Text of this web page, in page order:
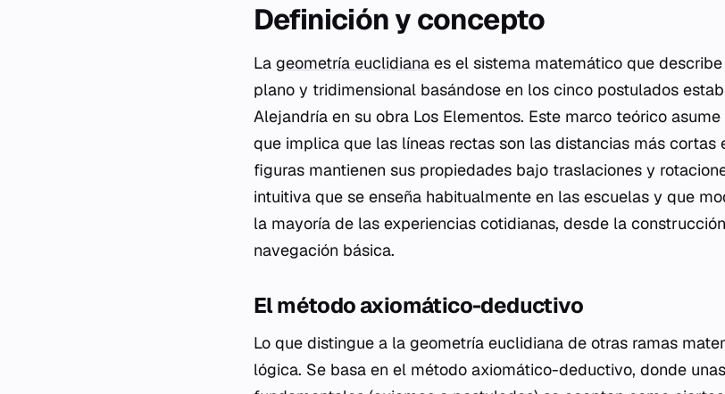
Definición y concepto
La geometría euclidiana es el sistema matemático que
plano y tridimensional basándose en los cinco postulados
Alejandría en su obra Los Elementos. Este marco teórico
que implica que las líneas rectas son las distancias más cortas
figuras mantienen sus propiedades bajo traslaciones y
intuitiva que se enseña habitualmente en las escuelas y que
la mayoría de las experiencias cotidianas, desde la
navegación básica.
El método axiomático-deductivo
Lo que distingue a la geometría euclidiana de otras ramas
lógica. Se basa en el método axiomático-deductivo, donde